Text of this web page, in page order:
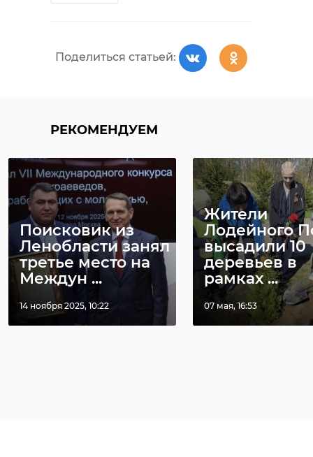
Поделиться статьей:
РЕКОМЕНДУЕМ
Поисковик из
Ленобласти занял
третье место на
Междун ...
14 ноября 2025, 10:22
Жители
Лодейного
высадили 10
деревьев в
рамках ...
07 мая, 16:53